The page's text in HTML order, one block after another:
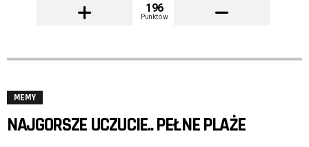
196
Punktów
MEMY
NAJGORSZE UCZUCIE.. PEŁNE PLAŻE